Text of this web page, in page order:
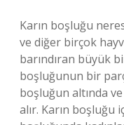
Karın boşluğu
ve diğer birçok
barındıran büyük
boşluğunun bir
boşluğun altında
alır. Karın boşluğu